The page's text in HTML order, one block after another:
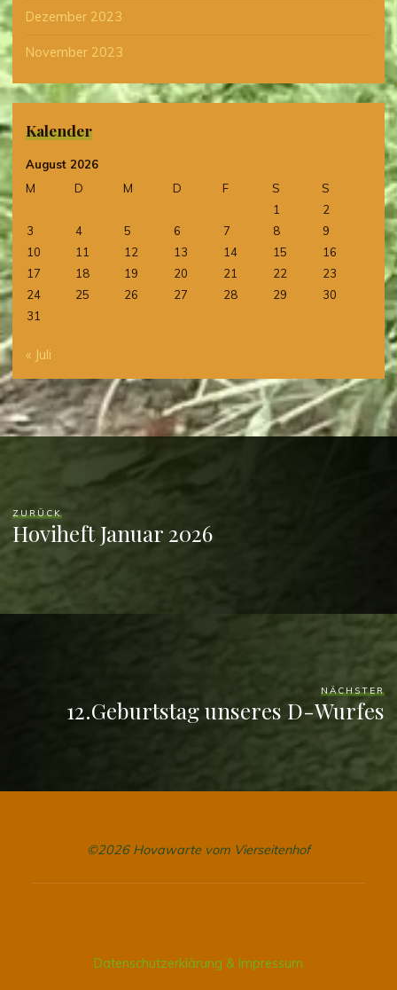
Dezember 2023
November 2023
Kalender
August 2026
M
D M D F S
S
1
2
3
4 5 6 7 8
9
10
11 12 13 14 15
16
17
18 19 20 21 22
23
24
25 26 27 28 29
30
31
« Juli
ZURÜCK
Hoviheft Januar 2026
NÄCHSTER
12.Geburtstag unseres D-Wurfes
©2026 Hovawarte vom Vierseitenhof
Datenschutzerklärung & Impressum